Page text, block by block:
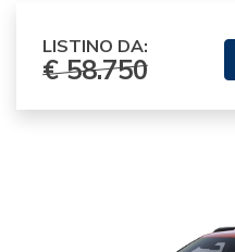
LISTINO DA:
€ 58.750